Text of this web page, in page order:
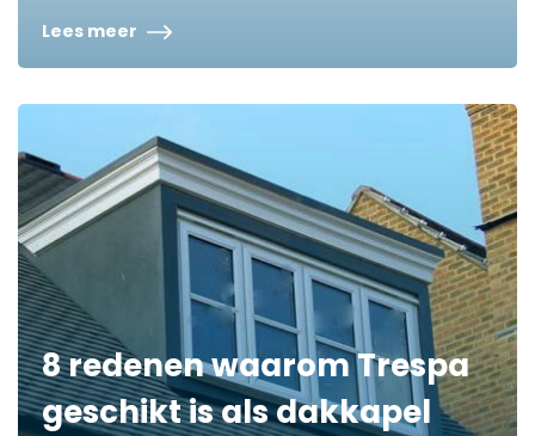
Lees meer
8 redenen waarom Trespa
geschikt is als dakkapel